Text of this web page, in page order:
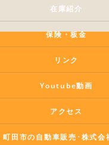
在庫紹介
保険・板金
リンク
Youtube動画
アクセス